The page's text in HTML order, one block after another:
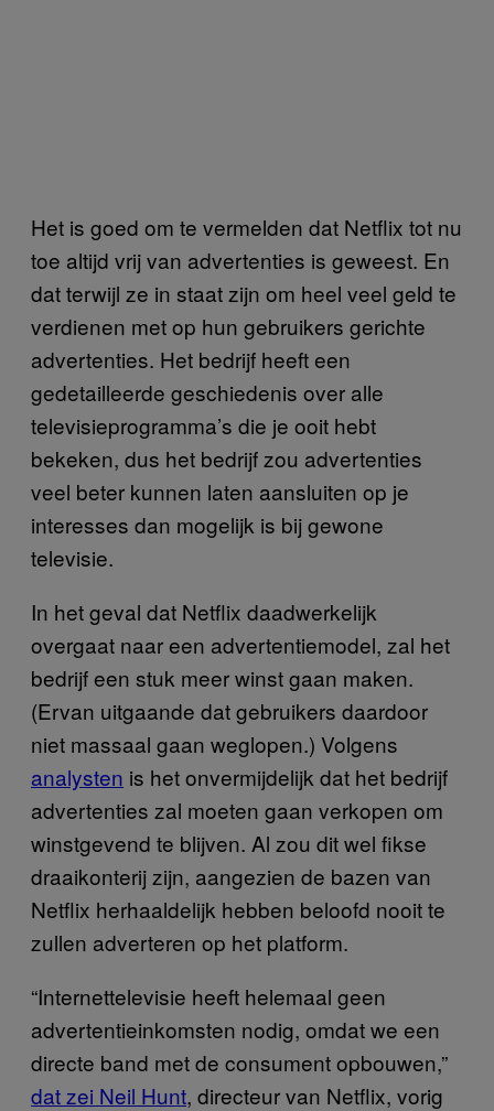
Het is goed om te vermelden dat Netflix tot nu
toe altijd vrij van advertenties is geweest. En
dat terwijl ze in staat zijn om heel veel geld te
verdienen met op hun gebruikers gerichte
advertenties. Het bedrijf heeft een
gedetailleerde geschiedenis over alle
televisieprogramma’s die je ooit hebt
bekeken, dus het bedrijf zou advertenties
veel beter kunnen laten aansluiten op je
interesses dan mogelijk is bij gewone
televisie.
In het geval dat Netflix daadwerkelijk
overgaat naar een advertentiemodel, zal het
bedrijf een stuk meer winst gaan maken.
(Ervan uitgaande dat gebruikers daardoor
niet massaal gaan weglopen.) Volgens
analysten is het onvermijdelijk dat het bedrijf
advertenties zal moeten gaan verkopen om
winstgevend te blijven. Al zou dit wel fikse
draaikonterij zijn, aangezien de bazen van
Netflix herhaaldelijk hebben beloofd nooit te
zullen adverteren op het platform.
“Internettelevisie heeft helemaal geen
advertentieinkomsten nodig, omdat we een
directe band met de consument opbouwen,”
dat zei Neil Hunt, directeur van Netflix, vorig